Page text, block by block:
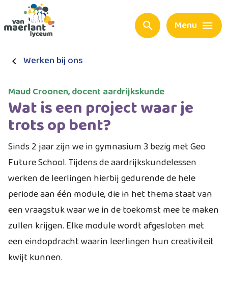
Menu
Werken bij ons
Maud Croonen, docent aardrijkskunde
Wat is een project waar je
trots op bent?
Sinds 2 jaar zijn we in gymnasium 3 bezig met Geo
Future School. Tijdens de aardrijkskundelessen
werken de leerlingen hierbij gedurende de hele
periode aan één module, die in het thema staat van
een vraagstuk waar we in de toekomst mee te maken
zullen krijgen. Elke module wordt afgesloten met
een eindopdracht waarin leerlingen hun creativiteit
kwijt kunnen.